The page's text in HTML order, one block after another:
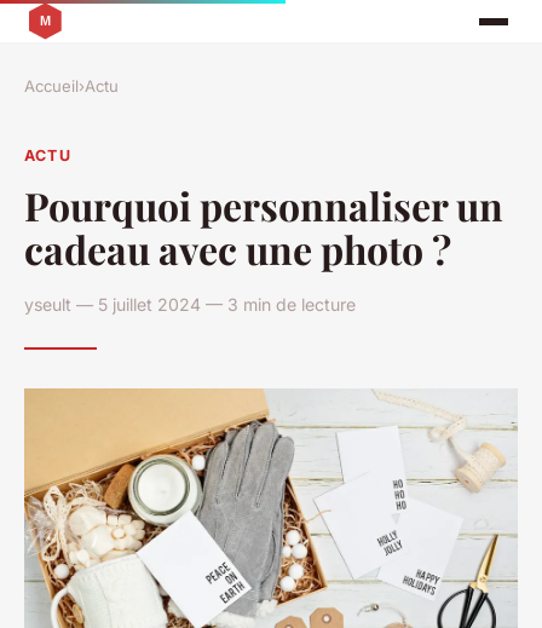
Accueil›Actu
ACTU
Pourquoi personnaliser un
cadeau avec une photo ?
yseult — 5 juillet 2024 — 3 min de lecture